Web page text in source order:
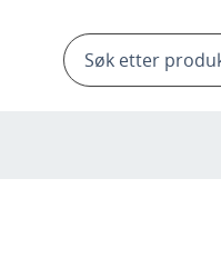
Products
search